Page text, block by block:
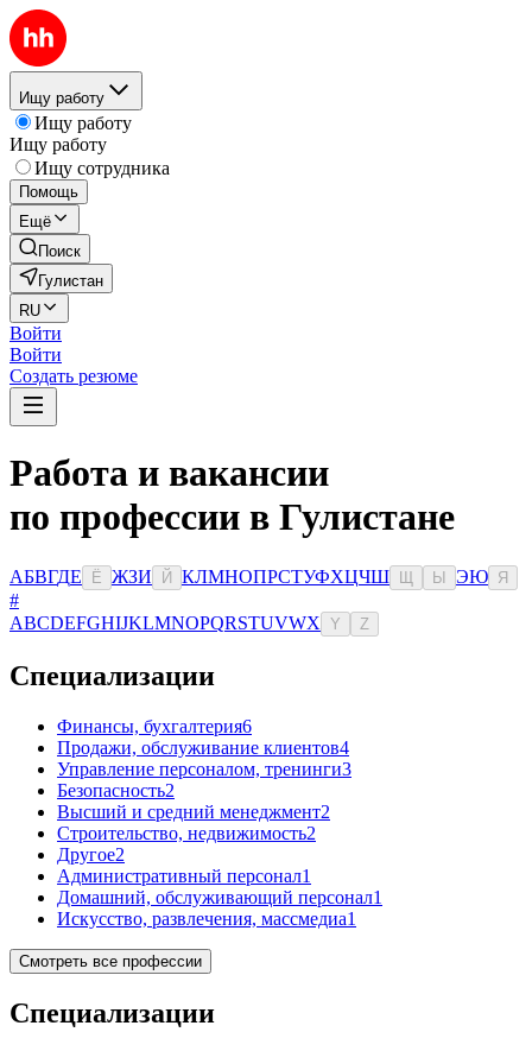
Ищу работу
Ищу работу
Ищу работу
Ищу сотрудника
Помощь
Ещё
Поиск
Гулистан
RU
Войти
Войти
Создать резюме
Работа и вакансии
по профессии в Гулистане
АБВГДЕ Ё ЖЗИ Й КЛМНОПРСТУФХЦЧШ Ы ЭЮ Я
#
ABCDEFGHIJKLMNOPQRSTUVWX Y Z
Специализации
Финансы, бухгалтерия6
Продажи, обслуживание клиентов4
Управление персоналом, тренинги3
Безопасность2
Высший и средний менеджмент2
Строительство, недвижимость2
Другое2
Административный персонал1
Домашний, обслуживающий персонал1
Искусство, развлечения, массмедиа1
Смотреть все профессии
Специализации